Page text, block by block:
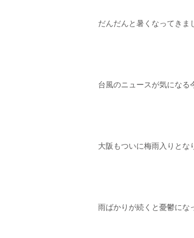
だんだんと暑くなってきま
台風のニュースが気になる
大阪もついに梅雨入りとな
雨ばかりが続くと憂鬱にな